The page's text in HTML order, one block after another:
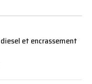
et encrassement